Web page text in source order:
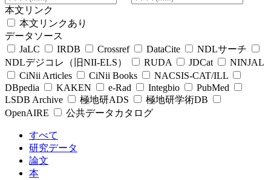
本文リンク
本文リンクあり
データソース
JaLC
IRDB Crossref DataCite
NDLサーチ
NDLデジコレ（旧NII-ELS）
RUDA JDCat
NINJAL
CiNii Articles
CiNii Books
NACSIS-CAT/ILL
DBpedia
KAKEN e-Rad Integbio
PubMed
LSDB Archive
極地研ADS
極地研学術DB
OpenAIRE
公共データカタログ
すべて
研究データ
論文
本